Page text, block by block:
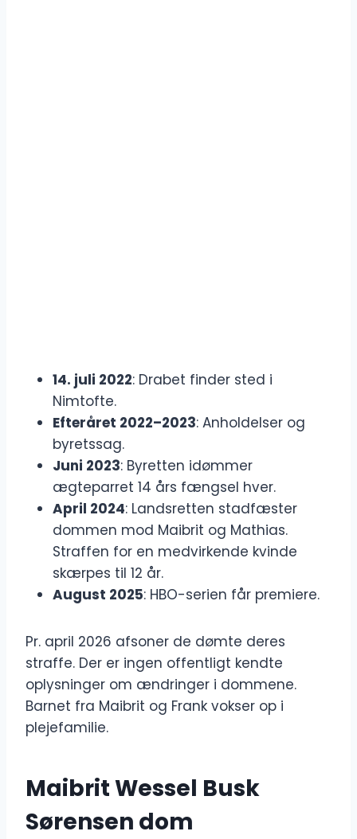
14. juli 2022: Drabet finder sted i
Nimtofte.
Efteråret 2022–2023: Anholdelser og
byretssag.
Juni 2023: Byretten idømmer
ægteparret 14 års fængsel hver.
April 2024: Landsretten stadfæster
dommen mod Maibrit og Mathias.
Straffen for en medvirkende kvinde
skærpes til 12 år.
August 2025: HBO-serien får premiere.
Pr. april 2026 afsoner de dømte deres
straffe. Der er ingen offentligt kendte
oplysninger om ændringer i dommene.
Barnet fra Maibrit og Frank vokser op i
plejefamilie.
Maibrit Wessel Busk
Sørensen dom